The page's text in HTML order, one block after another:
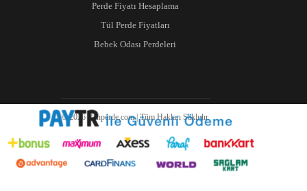
Perde Fiyatı Hesaplama
Tül Perde Fiyatları
Bebek Odası Perdeleri
© 2026 Ranperde.com | Tüm Hakları Saklıdır.